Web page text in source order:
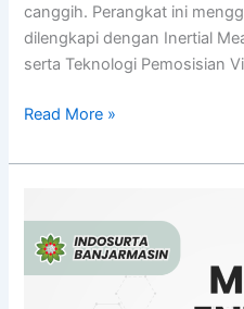
canggih. Perangkat ini
dilengkapi dengan Inertial
serta Teknologi Pemosisian
Read More »
Drone
Survey
DJI